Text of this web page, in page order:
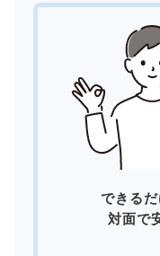
できるだ
対面で